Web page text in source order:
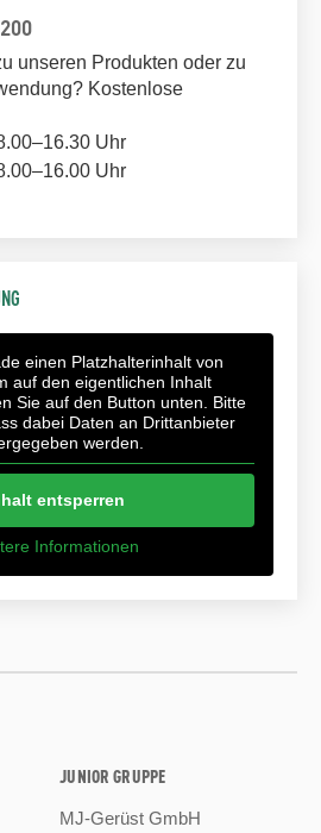
unseren Produkten oder zu
Kostenlose
Uhr
Uhr
einen Platzhalterinhalt von
auf den eigentlichen Inhalt
Sie auf den Button unten. Bitte
dabei Daten an Drittanbieter
werden.
entsperren
Informationen
JUNIOR GRUPPE
MJ-Gerüst GmbH